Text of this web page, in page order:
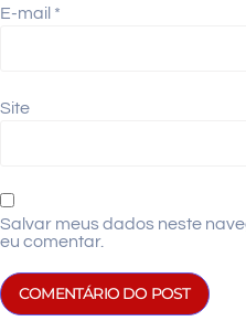
E-mail *
Site
Salvar meus dados neste
eu comentar.